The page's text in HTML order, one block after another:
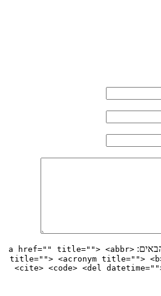
<a href="" title=""> <abbr
title=""> <acronym title="">
<cite> <code> <del